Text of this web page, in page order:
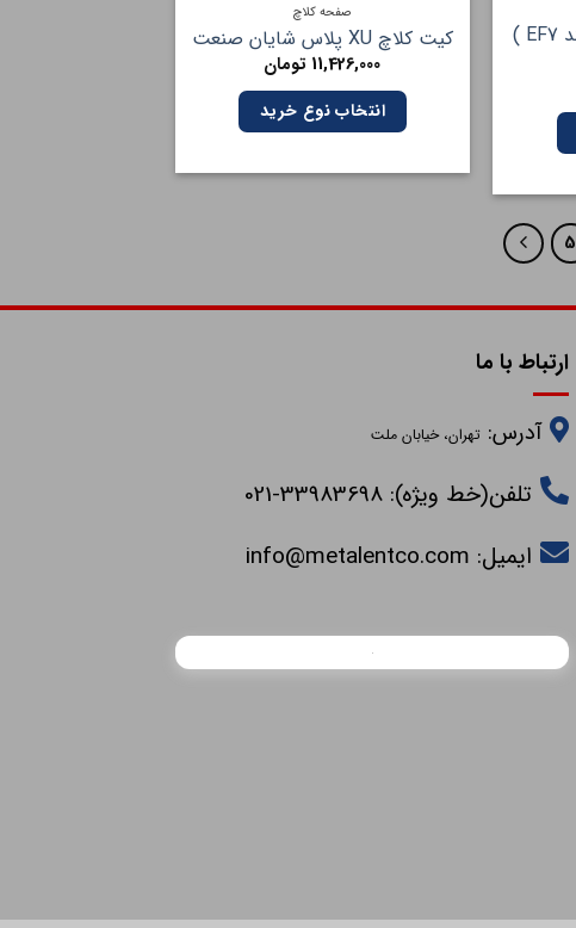
کیت کلاچ UX پلاس (سمند EF7 )
صفحه کلاچ
کیت کلاچ XU پلاس شایان صنعت
11,426,000 تومان
انتخاب نوع خرید
5
ارتباط با ما
آدرس: تهران، خیابان ملت
تلفن(خط ویژه): 33983698-021
ایمیل: info@metalentco.com